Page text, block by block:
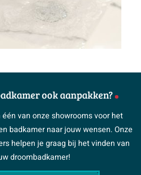
ook aanpakken?
van onze showrooms voor het
badkamer naar jouw wensen. Onze
helpen je graag bij het vinden van
droombadkamer!